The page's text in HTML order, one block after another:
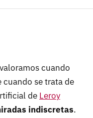
cuando
cuando se trata de
de Leroy
indiscretas.